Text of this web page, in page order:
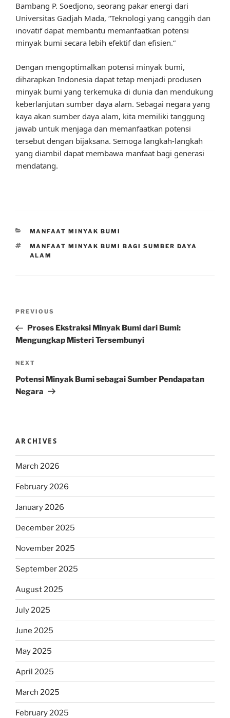
Bambang P. Soedjono, seorang pakar energi dari
Universitas Gadjah Mada, “Teknologi yang canggih dan
inovatif dapat membantu memanfaatkan potensi
minyak bumi secara lebih efektif dan efisien.”
Dengan mengoptimalkan potensi minyak bumi,
diharapkan Indonesia dapat tetap menjadi produsen
minyak bumi yang terkemuka di dunia dan mendukung
keberlanjutan sumber daya alam. Sebagai negara yang
kaya akan sumber daya alam, kita memiliki tanggung
jawab untuk menjaga dan memanfaatkan potensi
tersebut dengan bijaksana. Semoga langkah-langkah
yang diambil dapat membawa manfaat bagi generasi
mendatang.
CATEGORIES
MANFAAT MINYAK BUMI
TAGS
MANFAAT MINYAK BUMI BAGI SUMBER DAYA
ALAM
Previous
Post
PREVIOUS
Proses Ekstraksi Minyak Bumi dari Bumi:
Mengungkap Misteri Tersembunyi
Next
Post
NEXT
Potensi Minyak Bumi sebagai Sumber Pendapatan
Negara
ARCHIVES
March 2026
February 2026
January 2026
December 2025
November 2025
September 2025
August 2025
July 2025
June 2025
May 2025
April 2025
March 2025
February 2025